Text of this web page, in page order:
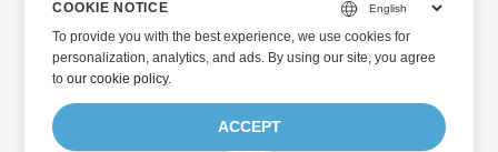
COOKIE NOTICE
To provide you with the best experience, we use cookies for
personalization, analytics, and ads. By using our site, you agree
toour cookie policy.
ACCEPT